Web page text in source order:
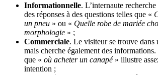
Informationnelle. L’internaute
des réponses à des questions telles que «
un pneu » ou « Quelle robe de mariée
morphologie » ;
Commerciale. Le visiteur se trouve dans
mais cherche également des informations.
que « où acheter un canapé» illustre
intention ;